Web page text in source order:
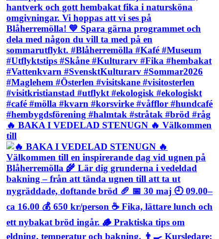
🔥 BAKA I VEDELAD STENUGN 🔥 Välkommen
till